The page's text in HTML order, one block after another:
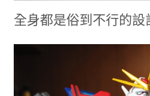
全身都是俗到不行的設